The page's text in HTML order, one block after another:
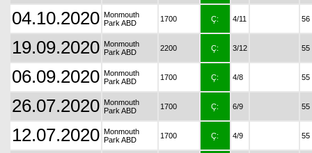
04.10.2020 Monmouth
Park ABD
1700 Ç: 4/11 56
19.09.2020 Monmouth
Park ABD
2200 Ç: 3/12 55
06.09.2020 Monmouth
Park ABD
1700 Ç: 4/8 55
26.07.2020 Monmouth
Park ABD
1700 Ç: 6/9 55
12.07.2020 Monmouth
Park ABD
1700 Ç: 4/9 55